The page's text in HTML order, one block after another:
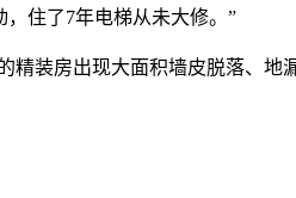
住了7年电梯从未大修。”
精装房出现大面积墙皮脱落、